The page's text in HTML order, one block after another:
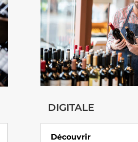
DIGITALE
Découvrir